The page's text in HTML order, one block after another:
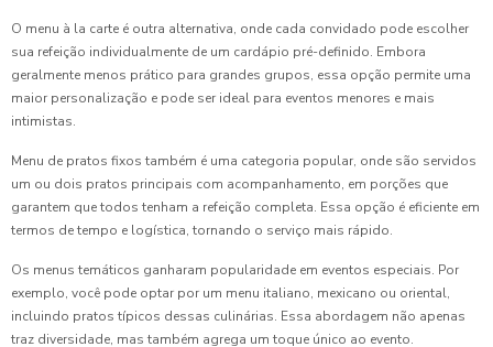
O menu à la carte é outra alternativa, onde cada convidado pode escolher
sua refeição individualmente de um cardápio pré-definido. Embora
geralmente menos prático para grandes grupos, essa opção permite uma
maior personalização e pode ser ideal para eventos menores e mais
intimistas.
Menu de pratos fixos também é uma categoria popular, onde são servidos
um ou dois pratos principais com acompanhamento, em porções que
garantem que todos tenham a refeição completa. Essa opção é eficiente em
termos de tempo e logística, tornando o serviço mais rápido.
Os menus temáticos ganharam popularidade em eventos especiais. Por
exemplo, você pode optar por um menu italiano, mexicano ou oriental,
incluindo pratos típicos dessas culinárias. Essa abordagem não apenas
traz diversidade, mas também agrega um toque único ao evento.